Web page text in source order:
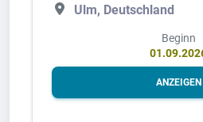
Ulm, Deutschland
Beginn
ANZEIGEN